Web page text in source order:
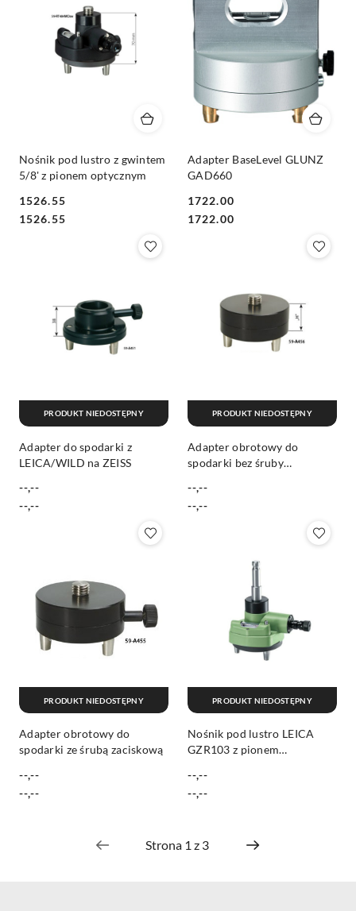
Nośnik pod lustro z gwintem
5/8' z pionem optycznym
Cena:
1526.55
Cena:
1526.55
Adapter BaseLevel GLUNZ
GAD660
Cena:
1722.00
Cena:
1722.00
Adapter do spodarki z
LEICA/WILD na ZEISS
Cena:
--,--
Cena:
--,--
PRODUKT NIEDOSTĘPNY
Adapter obrotowy do
spodarki bez śruby
Cena:
--,--
Cena:
--,--
PRODUKT NIEDOSTĘPNY
Adapter obrotowy do
spodarki ze śrubą zaciskową
Cena:
--,--
Cena:
--,--
PRODUKT NIEDOSTĘPNY
Nośnik pod lustro LEICA
GZR103 z pionem
Cena:
--,--
Cena:
--,--
PRODUKT NIEDOSTĘPNY